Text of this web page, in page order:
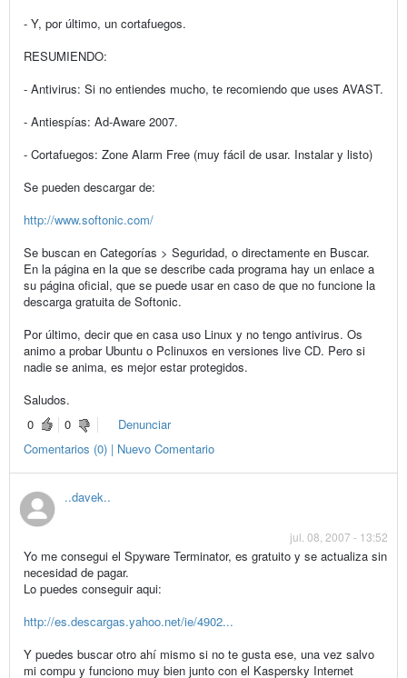
- Y, por último, un cortafuegos.
RESUMIENDO:
- Antivirus: Si no entiendes mucho, te recomiendo que uses AVAST.
- Antiespías: Ad-Aware 2007.
- Cortafuegos: Zone Alarm Free (muy fácil de usar. Instalar y listo)
Se pueden descargar de:
http://www.softonic.com/
Se buscan en Categorías > Seguridad, o directamente en Buscar.
En la página en la que se describe cada programa hay un enlace a
su página oficial, que se puede usar en caso de que no funcione la
descarga gratuita de Softonic.
Por último, decir que en casa uso Linux y no tengo antivirus. Os
animo a probar Ubuntu o Pclinuxos en versiones live CD. Pero si
nadie se anima, es mejor estar protegidos.
Saludos.
0
0
Denunciar
Comentarios (0) | Nuevo Comentario
..davek..
jul. 08, 2007 - 13:52
Yo me consegui el Spyware Terminator, es gratuito y se actualiza sin
necesidad de pagar.
Lo puedes conseguir aqui:
http://es.descargas.yahoo.net/ie/4902...
Y puedes buscar otro ahí mismo si no te gusta ese, una vez salvo
mi compu y funciono muy bien junto con el Kaspersky Internet